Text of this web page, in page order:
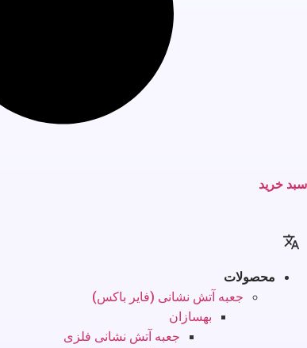
سبد خرید
محصولات
جعبه آتش نشانی (فایر باکس)
بهسازان
جعبه آتش نشانی فلزی